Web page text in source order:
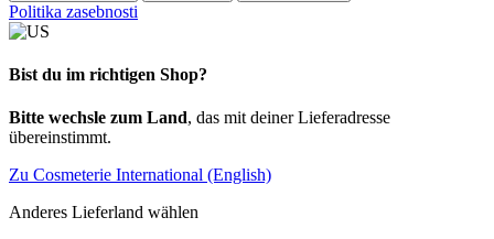
Politika zasebnosti
Bist du im richtigen Shop?
Bitte wechsle zum Land, das mit deiner Lieferadresse
übereinstimmt.
Zu Cosmeterie International (English)
Anderes Lieferland wählen